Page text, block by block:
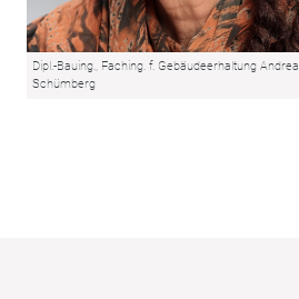
Dipl.-Bauing., Faching. f. Gebäudeerhaltung Andrea
Schümberg